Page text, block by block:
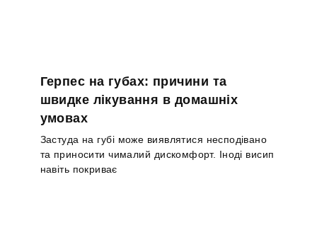
Герпес на губах: причини та
швидке лікування в домашніх
умовах
Застуда на губі може виявлятися несподівано
та приносити чималий дискомфорт. Іноді висип
навіть покриває